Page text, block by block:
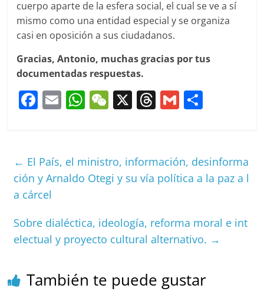
cuerpo aparte de la esfera social, el cual se ve a sí
mismo como una entidad especial y se organiza
casi en oposición a sus ciudadanos.
Gracias, Antonio, muchas gracias por tus
documentadas respuestas.
F
e
b
o
k
E
l
W
s
A
W
h
at
X T
a
d
G
l p
ar
← El País, el ministro, información, desinforma
ción y Arnaldo Otegi y su vía política a la paz a l
a cárcel
Sobre dialéctica, ideología, reforma moral e int
electual y proyecto cultural alternativo. →
También te puede gustar